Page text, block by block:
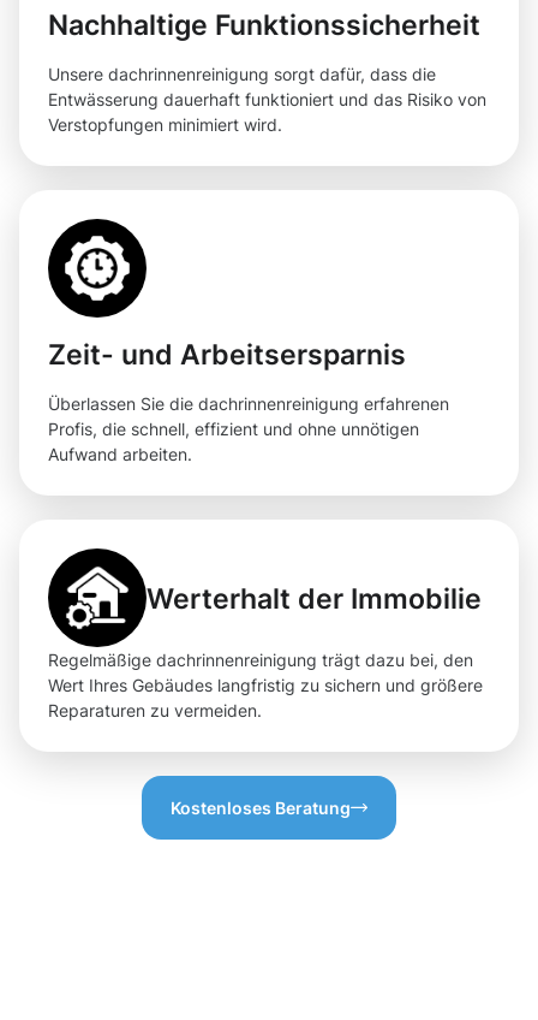
Nachhaltige Funktionssicherheit
Unsere dachrinnenreinigung sorgt dafür, dass die
Entwässerung dauerhaft funktioniert und das Risiko von
Verstopfungen minimiert wird.
Zeit- und Arbeitsersparnis
Überlassen Sie die dachrinnenreinigung erfahrenen
Profis, die schnell, effizient und ohne unnötigen
Aufwand arbeiten.
Werterhalt der Immobilie
Regelmäßige dachrinnenreinigung trägt dazu bei, den
Wert Ihres Gebäudes langfristig zu sichern und größere
Reparaturen zu vermeiden.
Kostenloses Beratung